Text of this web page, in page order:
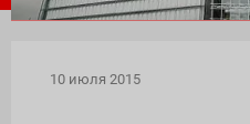
10 июля 2015